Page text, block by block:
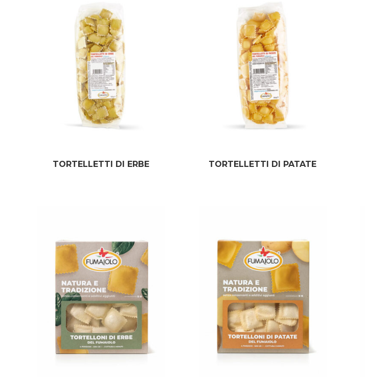
TORTELLETTI DI ERBE TORTELLETTI DI PATATE